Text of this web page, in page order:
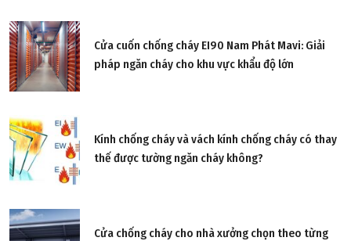
Cửa cuốn chống cháy EI90 Nam Phát Mavi: Giải
pháp ngăn cháy cho khu vực khẩu độ lớn
Kính chống cháy và vách kính chống cháy có thay
thế được tường ngăn cháy không?
Cửa chống cháy cho nhà xưởng chọn theo từng